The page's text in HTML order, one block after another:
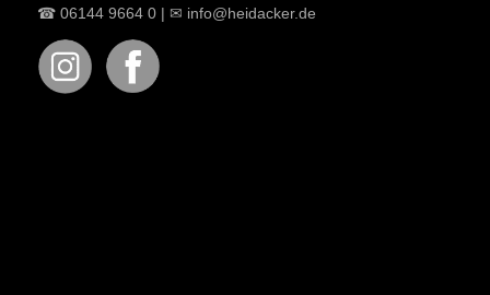
☎ 06144 9664 0 | ✉ info@heidacker.de